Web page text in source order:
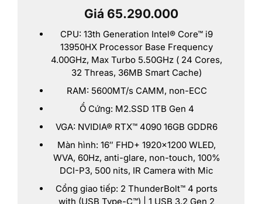
Giá 65.290.000
CPU: 13th Generation Intel® Core™ i9
13950HX Processor Base Frequency
4.00GHz, Max Turbo 5.50GHz ( 24 Cores,
32 Threas, 36MB Smart Cache)
RAM: 5600MT/s CAMM, non-ECC
Ổ Cứng: M2.SSD 1TB Gen 4
VGA: NVIDIA® RTX™ 4090 16GB GDDR6
Màn hình: 16″ FHD+ 1920×1200 WLED,
WVA, 60Hz, anti-glare, non-touch, 100%
DCI-P3, 500 nits, IR Camera with Mic
Cổng giao tiếp: 2 ThunderBolt™ 4 ports
with (USB Type-C™) | 1 USB 3.2 Gen 2